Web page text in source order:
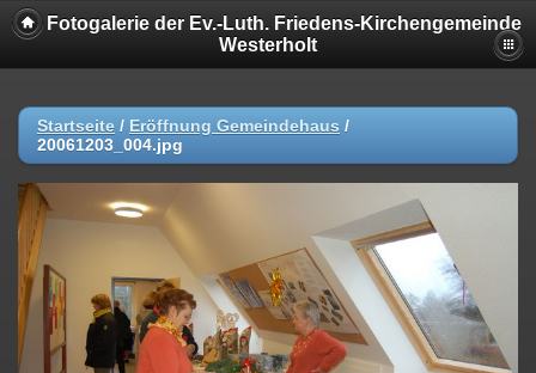
Fotogalerie der Ev.-Luth. Friedens-Kirchengemeinde
Westerholt
Startseite / Eröffnung Gemeindehaus /
20061203_004.jpg